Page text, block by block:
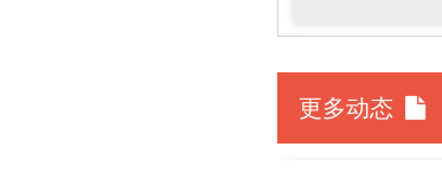
更多动态 